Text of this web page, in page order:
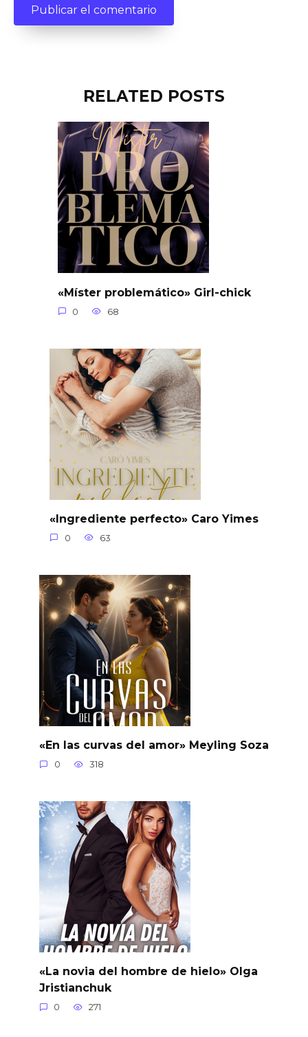
RELATED POSTS
«Míster problemático» Girl-chick
0 68
«Ingrediente perfecto» Caro Yimes
0 63
«En las curvas del amor» Meyling Soza
0 318
«La novia del hombre de hielo» Olga
Jristianchuk
0 271